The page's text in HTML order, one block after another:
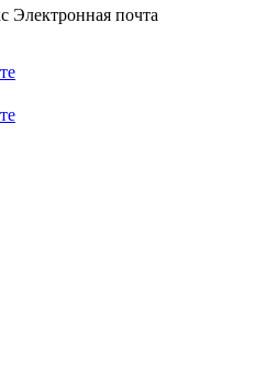
Электронная почта